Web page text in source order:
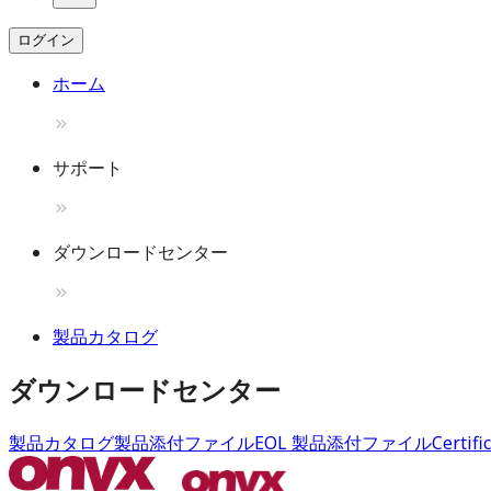
ログイン
ホーム
サポート
ダウンロードセンター
製品カタログ
ダウンロードセンター
製品カタログ製品添付ファイルEOL 製品添付ファイル